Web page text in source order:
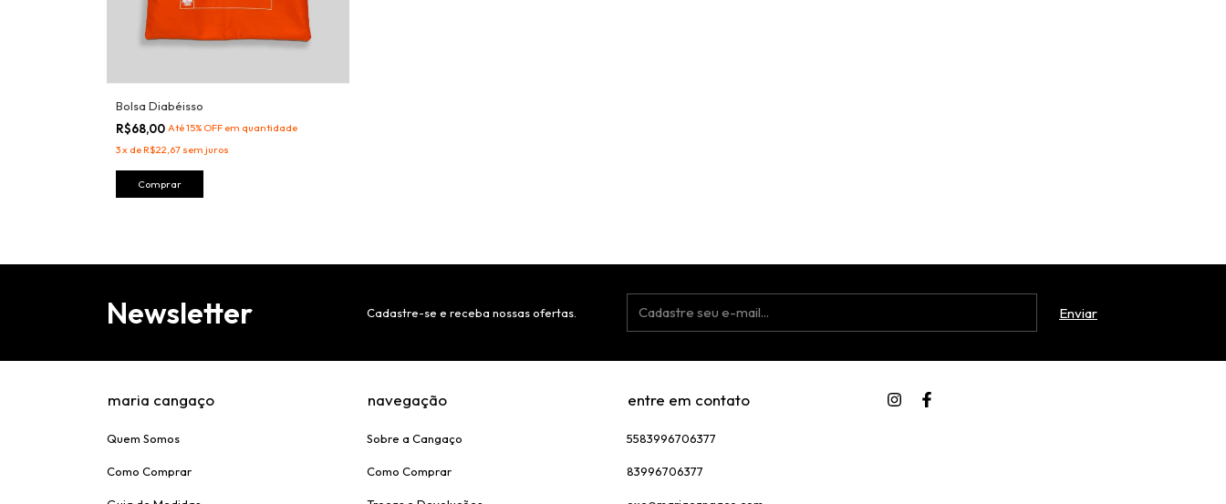
Bolsa Diabéisso
R$68,00 Até 15% OFF em quantidade
3x deR$22,67 sem juros
Comprar
Newsletter Cadastre-se e receba nossas ofertas.
maria cangaço
Quem Somos
Como Comprar
navegação
Sobre a Cangaço
Como Comprar
entre em contato
5583996706377
83996706377